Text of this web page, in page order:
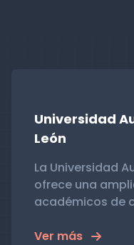
Universidad
León
La Universidad
ofrece una
académicos de
Ver más